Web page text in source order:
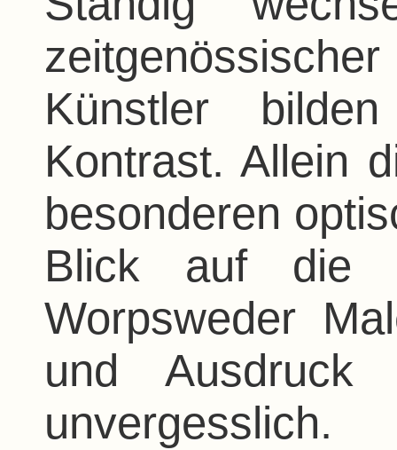
Künstler
Kontrast. Allein
besonderen
Blick auf die
Worpsweder
und
unvergesslich.